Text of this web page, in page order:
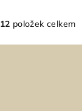
O
v
12 položek celkem